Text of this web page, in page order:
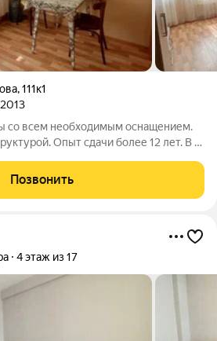
,111к1
со всем необходимым оснащением.
Опыт сдачи более 12 лет. В 1
этаже 17 этажного дома. Тип дома:
Позвонить
4 этаж из 17